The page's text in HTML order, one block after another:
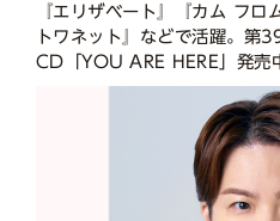
『エリザベート』『カム フロ
トワネット』などで活躍。第
CD「YOU ARE HERE」発売